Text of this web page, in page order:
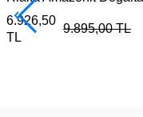
6.926,50
TL
9.895,00TL